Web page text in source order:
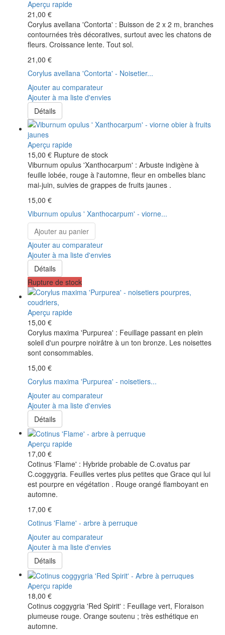
Aperçu rapide
21,00 €
Corylus avellana 'Contorta' : Buisson de 2 x 2 m, branches
contournées très décoratives, surtout avec les chatons de
fleurs. Croissance lente. Tout sol.
21,00 €
Corylus avellana 'Contorta' - Noisetier...
Ajouter au comparateur
Ajouter à ma liste d'envies
Détails
Aperçu rapide
15,00 € Rupture de stock
Viburnum opulus 'Xanthocarpum' : Arbuste indigène à
feuille lobée, rouge à l'automne, fleur en ombelles blanc
mai-juin, suivies de grappes de fruits jaunes .
15,00 €
Viburnum opulus ' Xanthocarpum' - viorne...
Ajouter au panier
Ajouter au comparateur
Ajouter à ma liste d'envies
Détails
Rupture de stock
Aperçu rapide
15,00 €
Corylus maxima 'Purpurea' : Feuillage passant en plein
soleil d'un pourpre noirâtre à un ton bronze. Les noisettes
sont consommables.
15,00 €
Corylus maxima 'Purpurea' - noisetiers...
Ajouter au comparateur
Ajouter à ma liste d'envies
Détails
Aperçu rapide
17,00 €
Cotinus 'Flame' : Hybride probable de C.ovatus par
C.coggygria. Feuilles vertes plus petites que Grace qui lui
est pourpre en végétation . Rouge orangé flamboyant en
automne.
17,00 €
Cotinus 'Flame' - arbre à perruque
Ajouter au comparateur
Ajouter à ma liste d'envies
Détails
Aperçu rapide
18,00 €
Cotinus coggygria 'Red Spirit' : Feuillage vert, Floraison
plumeuse rouge. Orange soutenu ; très esthétique en
automne.